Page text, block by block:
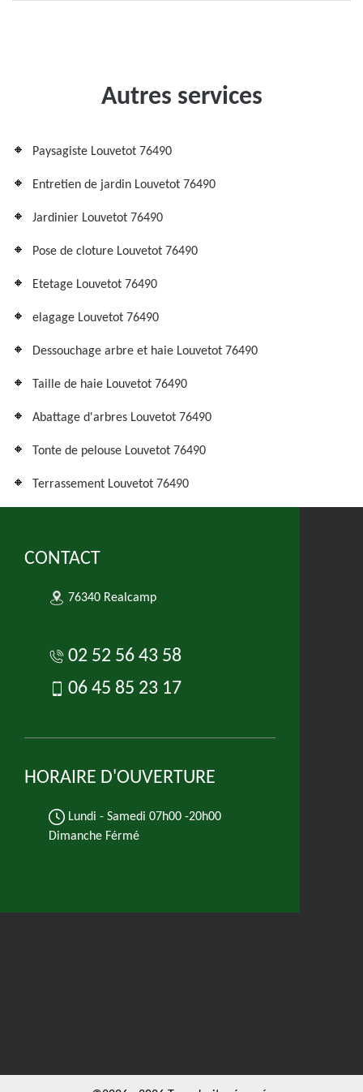
Autres services
Paysagiste Louvetot 76490
Entretien de jardin Louvetot 76490
Jardinier Louvetot 76490
Pose de cloture Louvetot 76490
Etetage Louvetot 76490
elagage Louvetot 76490
Dessouchage arbre et haie Louvetot 76490
Taille de haie Louvetot 76490
Abattage d'arbres Louvetot 76490
Tonte de pelouse Louvetot 76490
Terrassement Louvetot 76490
CONTACT
76340 Realcamp
02 52 56 43 58
06 45 85 23 17
HORAIRE D'OUVERTURE
Lundi - Samedi 07h00 -20h00
Dimanche Férmé